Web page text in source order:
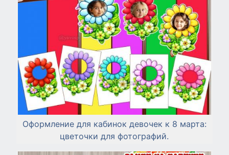
Оформление для кабинок девочек к 8 марта:
цветочки для фотографий.